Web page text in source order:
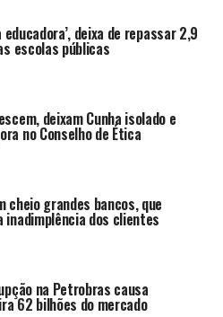
deixa de repassar 2,9
escolas públicas
deixam Cunha isolado e
no Conselho de Ética
cheio grandes bancos, que
inadimplência dos clientes
na Petrobras causa
62 bilhões do mercado